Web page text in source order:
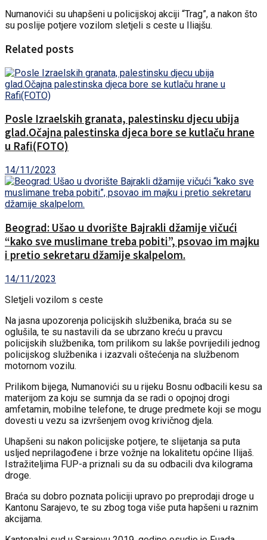
Numanovići su uhapšeni u policijskoj akciji “Trag”, a nakon što
su poslije potjere vozilom sletjeli s ceste u Iliajšu.
Related posts
Posle Izraelskih granata, palestinsku djecu ubija
glad.Očajna palestinska djeca bore se kutlaču hrane
u Rafi(FOTO)
14/11/2023
Beograd: Ušao u dvorište Bajrakli džamije vičući
“kako sve muslimane treba pobiti”, psovao im majku
i pretio sekretaru džamije skalpelom.
14/11/2023
Sletjeli vozilom s ceste
Na jasna upozorenja policijskih službenika, braća su se
oglušila, te su nastavili da se ubrzano kreću u pravcu
policijskih službenika, tom prilikom su lakše povrijedili jednog
policijskog službenika i izazvali oštećenja na službenom
motornom vozilu.
Prilikom bijega, Numanovići su u rijeku Bosnu odbacili kesu sa
materijom za koju se sumnja da se radi o opojnoj drogi
amfetamin, mobilne telefone, te druge predmete koji se mogu
dovesti u vezu sa izvršenjem ovog krivičnog djela.
Uhapšeni su nakon policijske potjere, te slijetanja sa puta
usljed neprilagođene i brze vožnje na lokalitetu općine Ilijaš.
Istražiteljima FUP-a priznali su da su odbacili dva kilograma
droge.
Braća su dobro poznata policiji upravo po preprodaji droge u
Kantonu Sarajevo, te su zbog toga više puta hapšeni u raznim
akcijama.